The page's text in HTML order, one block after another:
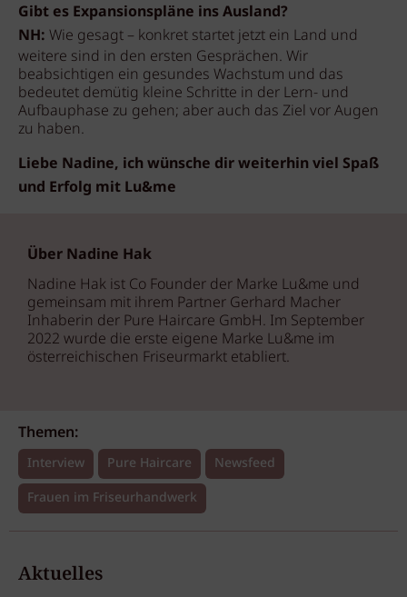
Gibt es Expansionspläne ins Ausland?
NH: Wie gesagt – konkret startet jetzt ein Land und
weitere sind in den ersten Gesprächen. Wir
beabsichtigen ein gesundes Wachstum und das
bedeutet demütig kleine Schritte in der Lern- und
Aufbauphase zu gehen; aber auch das Ziel vor Augen
zu haben.
Liebe Nadine, ich wünsche dir weiterhin viel Spaß
und Erfolg mit Lu&me
Über Nadine Hak
Nadine Hak ist Co Founder der Marke Lu&me und
gemeinsam mit ihrem Partner Gerhard Macher
Inhaberin der Pure Haircare GmbH. Im September
2022 wurde die erste eigene Marke Lu&me im
österreichischen Friseurmarkt etabliert.
Themen:
Interview Pure Haircare
Newsfeed
Frauen im Friseurhandwerk
Aktuelles